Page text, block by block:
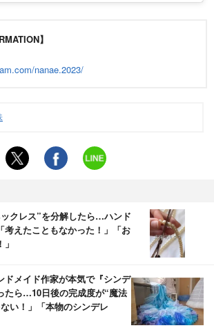
】
nanae.2023/
クレス”を分解したら…ハンド
考えたこともなかった！」「お
ドメイド作家が本気で『シンデ
たら…10日後の完成度が“魔法
い！」「本物のシンデレ